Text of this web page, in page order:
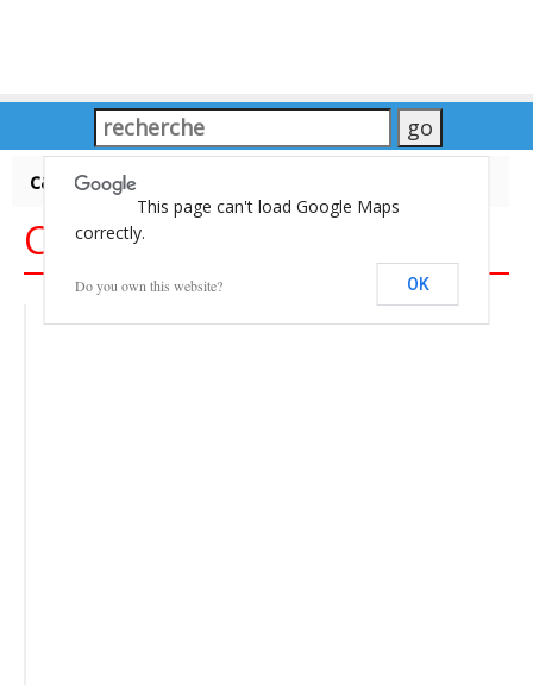
carte du Monde
Carte du Monde
This page can't load Google Maps
correctly.
Do you own this website? OK